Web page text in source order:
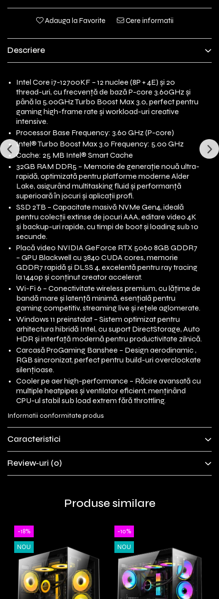
Adauga la Favorite Cere informatii
Descriere
Intel Core i7-12700KF – 12 nuclee (8P + 4E) și 20
thread-uri, cu frecvență de bază P-core 3.60GHz și
până la 5.00GHz Turbo Boost Max 3.0, perfect pentru
gaming high-frame rate și workload-uri creative
intensive.
Processor Base Frequency: 3.60 GHz (P-core)
Intel® Turbo Boost Max 3.0 Frequency: 5.00 GHz
Cache: 25 MB Intel® Smart Cache
32GB RAM DDR5 – Memorie de generație nouă ultra-
rapidă, optimizată pentru platforme moderne Alder
Lake, asigurând multitasking fluid și performanță
superioară în jocuri și aplicații profi.
SSD 2TB – Capacitate masivă NVMe Gen4, ideală
pentru colecții extinse de jocuri AAA, editare video 4K
și backup-uri rapide, cu timpi de boot și loading sub 10
secunde.
Placă video NVIDIA GeForce RTX 5060 8GB GDDR7
– GPU Blackwell cu 3840 CUDA cores, memorie
GDDR7 rapidă și DLSS 4, excelentă pentru ray tracing
la 1440p și conținut creator accelerat.
Wi-Fi 6 – Conectivitate wireless premium, cu lățime de
bandă mare și latență minimă, esențială pentru
gaming competitiv, streaming live și rețele aglomerate.
Windows 11 preinstalat – Sistem optimizat pentru
arhitectura hibridă Intel, cu suport DirectStorage, Auto
HDR și interfață modernă pentru productivitate zilnică.
Carcasă ProGaming Banshee – Design aerodinamic ,
RGB sincronizat, perfect pentru build-uri overclockate
silențioase.
Cooler pe aer high-performance – Răcire avansată cu
multiple heatpipes și ventilator eficient, menținând
CPU-ul stabil sub load extrem fără throttling.
Informatii conformitate produs
Caracteristici
Review-uri (0)
Produse similare
-18%
NOU
-10%
NOU